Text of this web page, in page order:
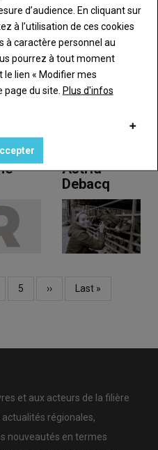
Anne Dazet
Astrid
Debacq
Page
5
Page
››
Dernière
Last »
et aux acteurs de la filière
régionales,
nouveautés en termes
d’audience. En cliquant sur
à l’utilisation de ces cookies
à caractère personnel au
pourrez à tout moment
le lien « Modifier mes
du site. Plus d'infos